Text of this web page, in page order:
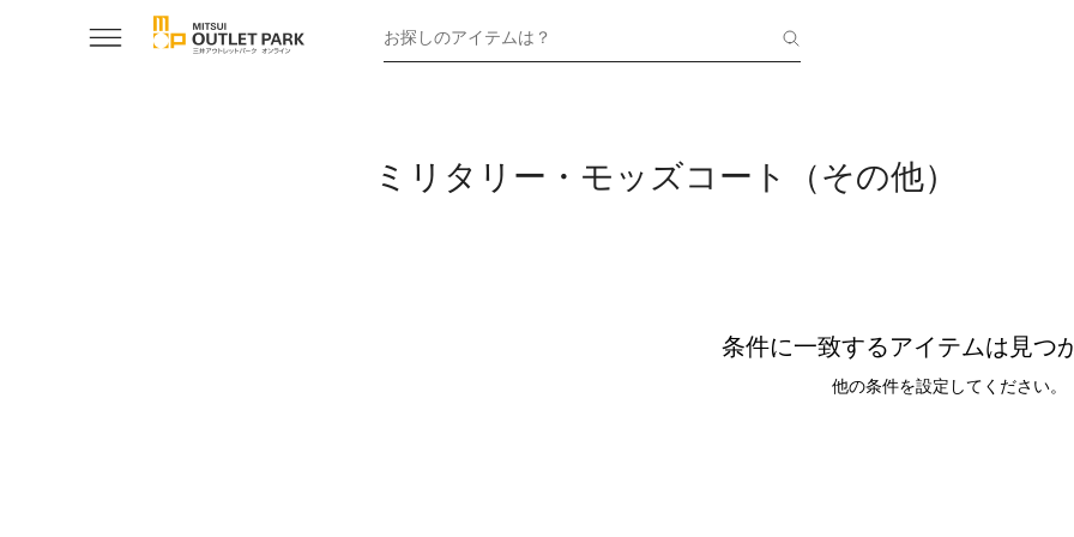
お探しのアイテムは？
ミリタリー・モッズコート（その他）
条件に一致するアイテムは見つ
他の条件を設定してください。